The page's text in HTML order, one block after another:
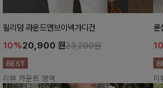
윌리덤 라운드앤브이넥가디건
10%20,900 원23,200원
리뷰 카운트 영역
룬
리